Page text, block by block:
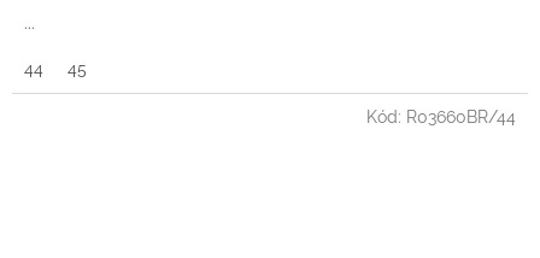
...
44 45
Kód: R03660BR/44